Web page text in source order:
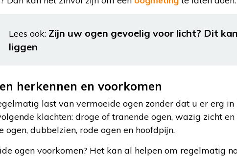
Lees ook: Zijn uw ogen gevoelig voor licht? Dit
liggen
herkennen en voorkomen
last van vermoeide ogen zonder dat u er erg in
klachten: droge of tranende ogen, wazig zicht
ogen, dubbelzien, rode ogen en hoofdpijn.
ogen voorkomen? Het kan al helpen om regelmatig